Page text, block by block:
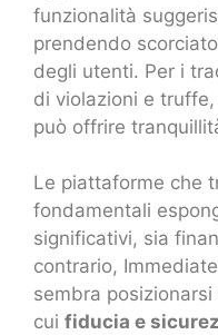
funzionalità
prendendo
degli utenti. Per i
di violazioni e
può offrire
Le piattaforme che
fondamentali
significativi, sia
contrario,
sembra
cui fiducia e